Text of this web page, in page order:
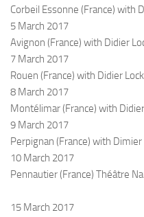
Corbeil Essonne (France) with
5 March 2017
Avignon (France) with Didier
7 March 2017
Rouen (France) with Didier
8 March 2017
Montélimar (France) with
9 March 2017
Perpignan (France) with Dimier
10 March 2017
Pennautier (France) Théâtre
15 March 2017